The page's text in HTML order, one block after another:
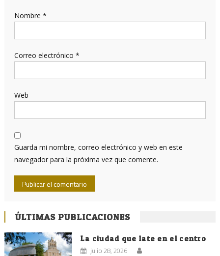
Nombre *
Correo electrónico *
Web
Guarda mi nombre, correo electrónico y web en este
navegador para la próxima vez que comente.
ÚLTIMAS PUBLICACIONES
La ciudad que late en el centro
julio 28, 2026